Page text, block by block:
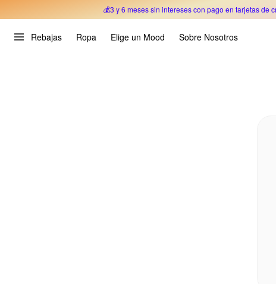
💰3 y 6 meses sin intereses con pago en tarjetas de
Rebajas Ropa Elige un Mood Sobre Nosotros